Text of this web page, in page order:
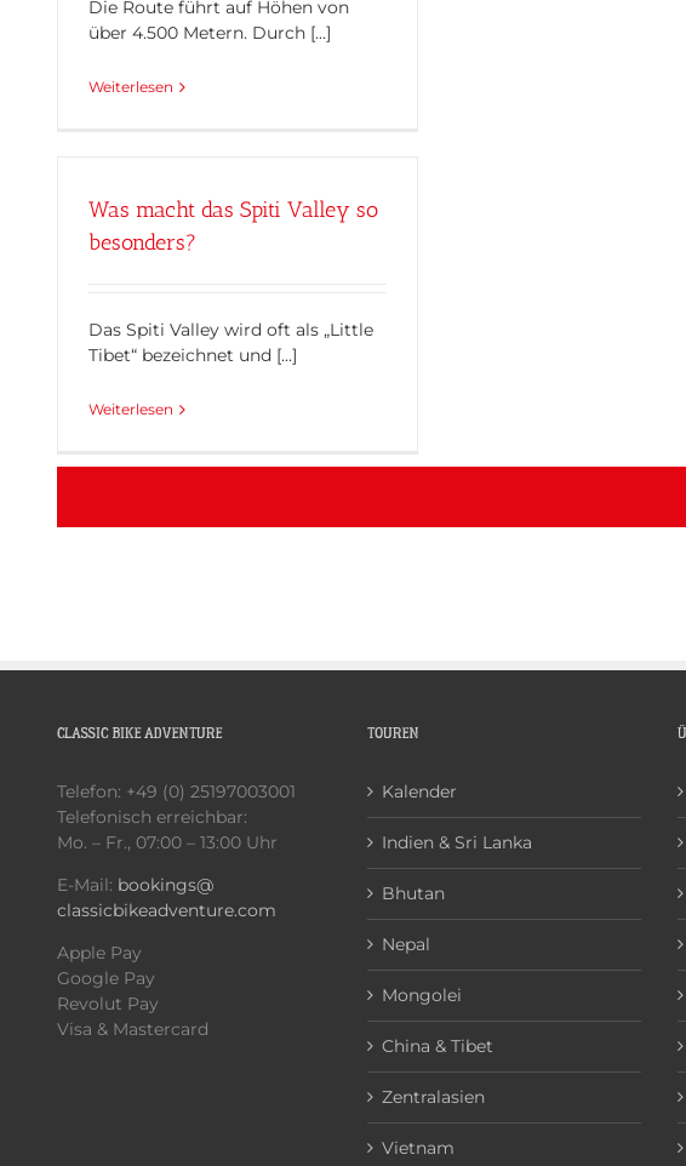
Die Route führt auf Höhen von
über 4.500 Metern. Durch [...]
Weiterlesen
Was macht das Spiti Valley so
besonders?
Das Spiti Valley wird oft als „Little
Tibet“ bezeichnet und [...]
Weiterlesen
CLASSIC BIKE ADVENTURE
Telefon: +49 (0) 25197003001
Telefonisch erreichbar:
Mo. – Fr., 07:00 – 13:00 Uhr
E-Mail: bookings@
classicbikeadventure.com
Apple Pay
Google Pay
Revolut Pay
Visa & Mastercard
TOUREN
Kalender
Indien & Sri Lanka
Bhutan
Nepal
Mongolei
China & Tibet
Zentralasien
Vietnam